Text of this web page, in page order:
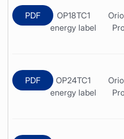
PDF
OP18TC1
energy label
PDF
OP24TC1
energy label